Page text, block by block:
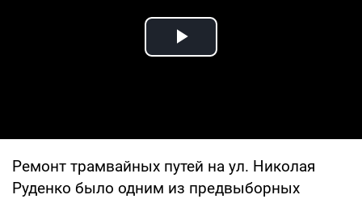
Play Video
Ремонт трамвайных путей на ул. Николая
Руденко было одним из предвыборных